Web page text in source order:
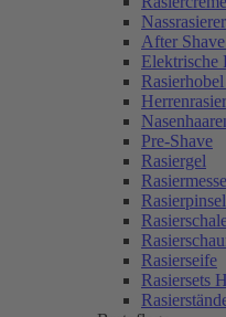
Nassrasierer
After
Elektrische
Pre-Shave
Rasiergel
Rasierpinsel
Rasierseife
Rasiersets